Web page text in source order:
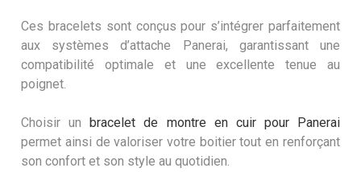
Ces bracelets sont conçus pour s’intégrer parfaitement
aux systèmes d’attache Panerai, garantissant une
compatibilité optimale et une excellente tenue au
poignet.
Choisir unbracelet de montre en cuir pour Panerai
permet ainsi de valoriser votre boitier tout en renforçant
son confort et son style au quotidien.